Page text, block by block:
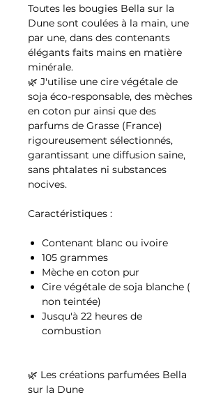
Toutes les bougies Bella sur la
Dune sont coulées à la main, une
par une, dans des contenants
élégants faits mains en matière
minérale.
🌿 J'utilise une cire végétale de
soja éco-responsable, des mèches
en coton pur ainsi que des
parfums de Grasse (France)
rigoureusement sélectionnés,
garantissant une diffusion saine,
sans phtalates ni substances
nocives.
Caractéristiques :
Contenant blanc ou ivoire
105 grammes
Mèche en coton pur
Cire végétale de soja blanche (
non teintée)
Jusqu'à 22 heures de
combustion
🌿 Les créations parfumées Bella
sur la Dune